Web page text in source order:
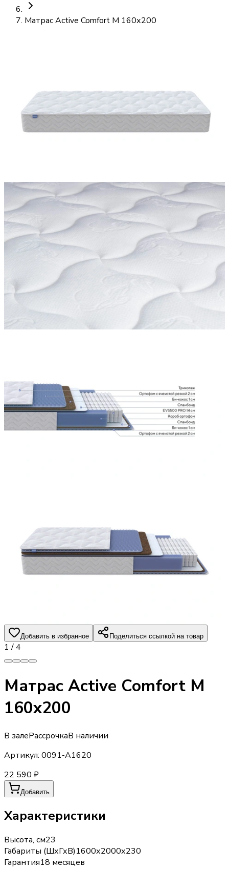
Матрас Active Comfort M 160х200
Добавить в избранное Поделиться ссылкой на товар
1 /4
Матрас Active Comfort M
160х200
В залеРассрочкаВ наличии
Артикул: 0091-A1620
22 590 ₽
Добавить
Характеристики
Высота, см23
Габариты (ШхГхВ)1600х2000х230
Гарантия18 месяцев